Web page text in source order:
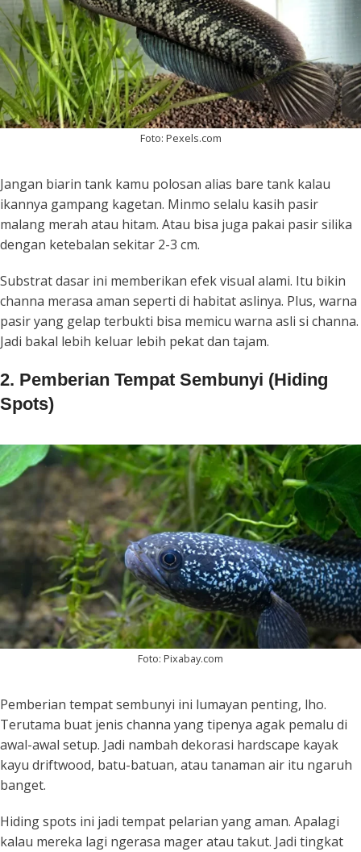
Foto: Pexels.com
Jangan biarin tank kamu polosan alias bare tank kalau
ikannya gampang kagetan. Minmo selalu kasih pasir
malang merah atau hitam. Atau bisa juga pakai pasir silika
dengan ketebalan sekitar 2-3 cm.
Substrat dasar ini memberikan efek visual alami. Itu bikin
channa merasa aman seperti di habitat aslinya. Plus, warna
pasir yang gelap terbukti bisa memicu warna asli si channa.
Jadi bakal lebih keluar lebih pekat dan tajam.
2. Pemberian Tempat Sembunyi (Hiding
Spots)
Foto: Pixabay.com
Pemberian tempat sembunyi ini lumayan penting, lho.
Terutama buat jenis channa yang tipenya agak pemalu di
awal-awal setup. Jadi nambah dekorasi hardscape kayak
kayu driftwood, batu-batuan, atau tanaman air itu ngaruh
banget.
Hiding spots ini jadi tempat pelarian yang aman. Apalagi
kalau mereka lagi ngerasa mager atau takut. Jadi tingkat